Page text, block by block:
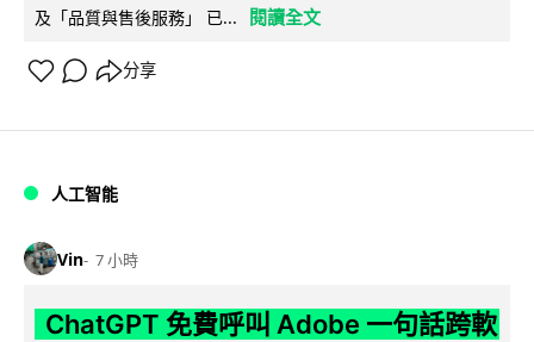
及「品質與售後服務」 已...
閱讀全文
分享
人工智能
Vin 7 小時
ChatGPT 免費呼叫 Adobe 一句話跨軟